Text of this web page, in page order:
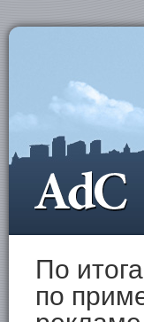
По
по